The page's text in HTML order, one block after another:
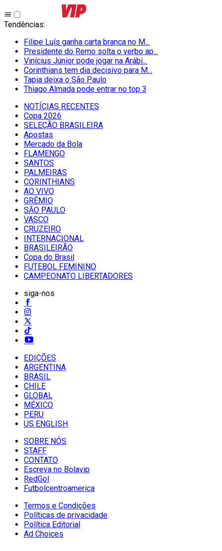
Tendências:
Filipe Luís ganha carta branca no M...
Presidente do Remo solta o verbo ap...
Vinícius Júnior pode jogar na Arábi...
Corinthians tem dia decisivo para M...
Tapia deixa o São Paulo
Thiago Almada pode entrar no top 3
NOTÍCIAS RECENTES
Copa 2026
SELEÇÃO BRASILEIRA
Apostas
Mercado da Bola
FLAMENGO
SANTOS
PALMEIRAS
CORINTHIANS
AO VIVO
GRÊMIO
SĀO PAULO
VASCO
CRUZEIRO
INTERNACIONAL
BRASILEIRÃO
Copa do Brasil
FUTEBOL FEMININO
CAMPEONATO LIBERTADORES
siga-nos
EDIÇÕES
ARGENTINA
BRASIL
CHILE
GLOBAL
MÉXICO
PERU
US ENGLISH
SOBRE NÓS
STAFF
CONTATO
Escreva no Bolavip
RedGol
Futbolcentroamerica
Termos e Condições
Políticas de privacidade
Política Editorial
Ad Choices